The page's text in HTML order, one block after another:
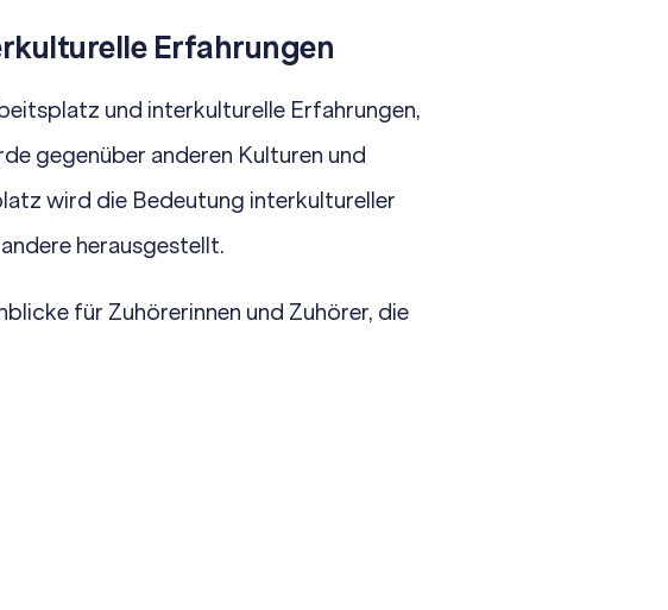
Erfahrungen
und interkulturelle Erfahrungen,
gegenüber anderen Kulturen und
wird die Bedeutung interkultureller
herausgestellt.
für Zuhörerinnen und Zuhörer, die